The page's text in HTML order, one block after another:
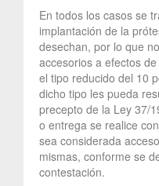
En todos los casos se
implantación de la
desechan, por lo que
accesorios a efectos
el tipo reducido del 10
dicho tipo les pueda
precepto de la Ley 37/
o entrega se realice
sea considerada
mismas, conforme se
contestación.